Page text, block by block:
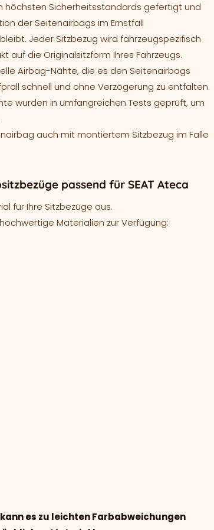
höchsten Sicherheitsstandards gefertigt und
der Seitenairbags im Ernstfall
Jeder Sitzbezug wird fahrzeugspezifisch
auf die Originalsitzform Ihres Fahrzeugs.
Airbag-Nähte, die es den Seitenairbags
schnell und ohne Verzögerung zu entfalten.
wurden in umfangreichen Tests geprüft, um
auch mit montiertem Sitzbezug im Falle
passend für SEAT Ateca
für Ihre Sitzbezüge aus.
Materialien zur Verfügung:
es zu leichten Farbabweichungen